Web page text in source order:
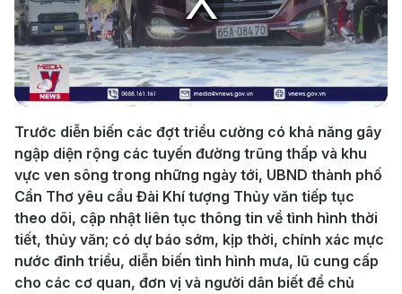
Play
Video
Trước diễn biến các đợt triều cường có khả năng gây
ngập diện rộng các tuyến đường trũng thấp và khu
vực ven sông trong những ngày tới, UBND thành phố
Cần Thơ yêu cầu Đài Khí tượng Thủy văn tiếp tục
theo dõi, cập nhật liên tục thông tin về tình hình thời
tiết, thủy văn; có dự báo sớm, kịp thời, chính xác mực
nước đỉnh triều, diễn biến tình hình mưa, lũ cung cấp
cho các cơ quan, đơn vị và người dân biết để chủ